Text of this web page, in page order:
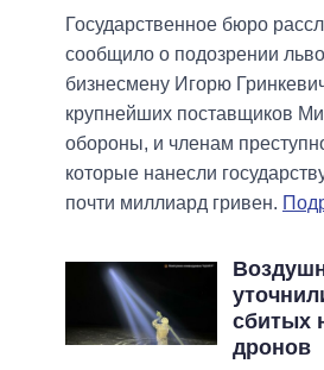
Государственное бюро
сообщило о подозрении
бизнесмену Игорю
крупнейших поставщиков
обороны, и членам
которые нанесли
почти миллиард гривен.
сбитых
дронов